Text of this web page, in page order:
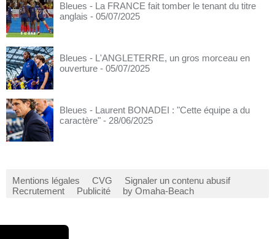
Bleues - La FRANCE fait tomber le tenant du titre
anglais - 05/07/2025
Bleues - L'ANGLETERRE, un gros morceau en
ouverture - 05/07/2025
Bleues - Laurent BONADEI : "Cette équipe a du
caractère" - 28/06/2025
Mentions légales CVG
Signaler un contenu abusif
Recrutement
Publicité by Omaha-Beach